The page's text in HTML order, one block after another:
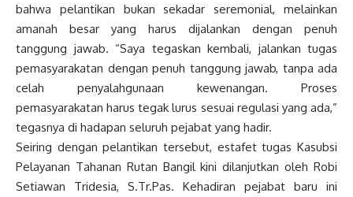
bahwa pelantikan bukan sekadar seremonial, melainkan
amanah besar yang harus dijalankan dengan penuh
tanggung jawab. “Saya tegaskan kembali, jalankan tugas
pemasyarakatan dengan penuh tanggung jawab, tanpa ada
celah penyalahgunaan kewenangan. Proses
pemasyarakatan harus tegak lurus sesuai regulasi yang ada,”
tegasnya di hadapan seluruh pejabat yang hadir.
Seiring dengan pelantikan tersebut, estafet tugas Kasubsi
Pelayanan Tahanan Rutan Bangil kini dilanjutkan oleh Robi
Setiawan Tridesia, S.Tr.Pas. Kehadiran pejabat baru ini